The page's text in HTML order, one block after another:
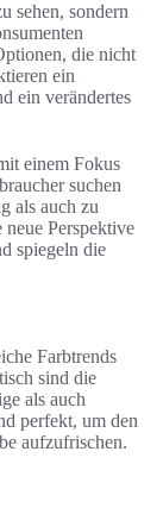
sehen, sondern
die nicht
ein
ein verändertes
einem Fokus
suchen
als auch zu
neue Perspektive
spiegeln die
Farbtrends
sind die
als auch
perfekt, um den
aufzufrischen.